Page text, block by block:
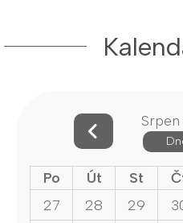
Po Út St
27
28 29